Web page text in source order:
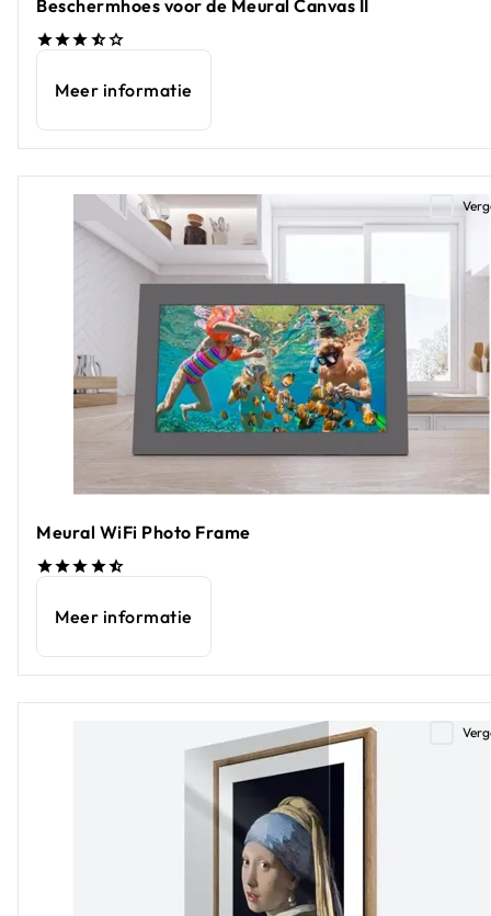
Beschermhoes voor de Meural Canvas II
Meer informatie
Meural WiFi Photo Frame
Meer informatie